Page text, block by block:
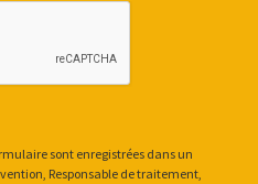
sont enregistrées dans un
Responsable de traitement,